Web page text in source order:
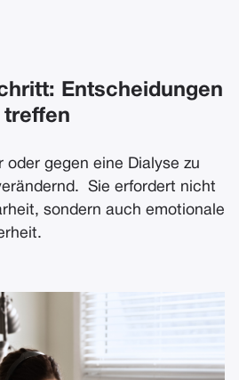
Entscheidungen
oder gegen eine Dialyse zu
Sie erfordert nicht
sondern auch emotionale